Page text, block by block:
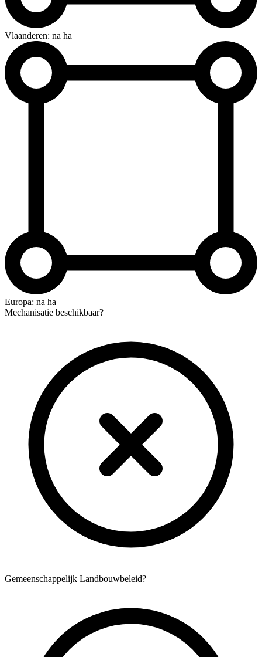
Vlaanderen: na ha
Europa: na ha
Mechanisatie beschikbaar?
Gemeenschappelijk Landbouwbeleid?